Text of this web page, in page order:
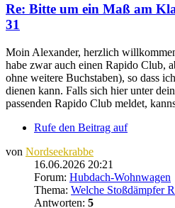
Re: Bitte um ein Maß am
31
Moin Alexander, herzlich
habe zwar auch einen Rapido Club,
ohne weitere Buchstaben), so dass
dienen kann. Falls sich hier unter
passenden Rapido Club meldet,
Rufe den Beitrag auf
von Nordseekrabbe
16.06.2026 20:21
Forum: Hubdach-Wohnwagen
Thema: Welche Stoßdämpfer
Antworten: 5